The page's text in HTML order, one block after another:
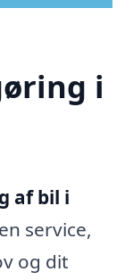
i
af bil i
service,
og dit